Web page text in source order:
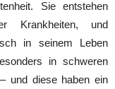
Sie entstehen
Krankheiten, und
in seinem Leben
in schweren
und diese haben ein